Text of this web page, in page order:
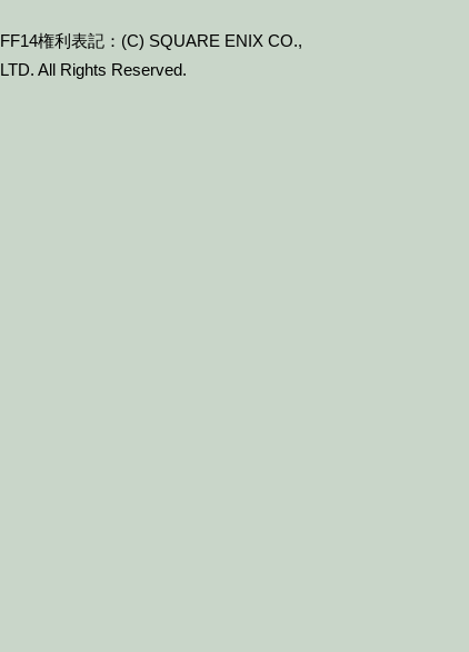
FF14権利表記：(C) SQUARE ENIX CO.,
LTD. All Rights Reserved.